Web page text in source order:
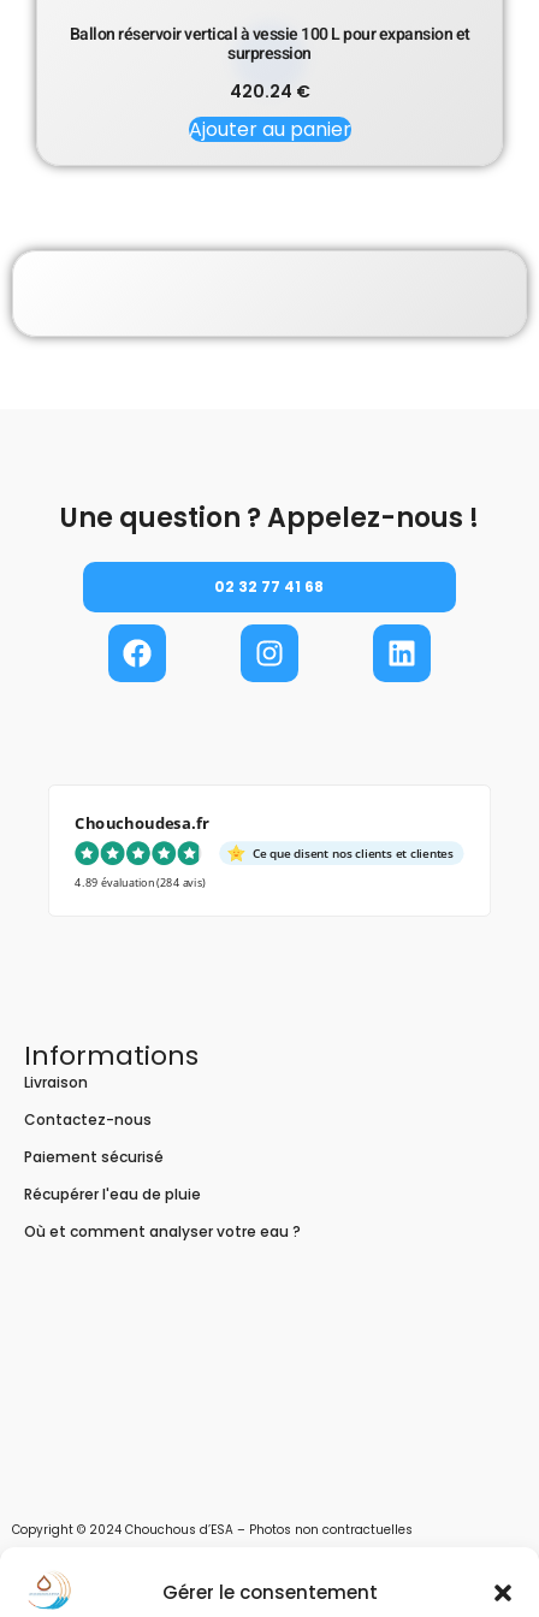
Gérer le consentement
Ballon réservoir vertical à vessie 100 L pour expansion et
surpression
420.24 €
Ajouter au panier
Une question ? Appelez-nous !
02 32 77 41 68
Chouchoudesa.fr
Ce que disent nos clients et clientes
4.89 évaluation(284 avis)
Informations
Livraison
Contactez-nous
Paiement sécurisé
Récupérer l'eau de pluie
Où et comment analyser votre eau ?
Copyright © 2024 Chouchous d’ESA – Photos non contractuelles
Les chouchous d’Esa vous apportent toutes les solutions pour récupérer l’eau de
pluie, et des moyens pour stocker, filtrer, traiter et potabiliser l’eau d’un forage,